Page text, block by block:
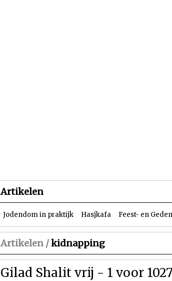
Artikelen
Jodendom in praktijk Hasjkafa Feest- en
Artikelen /kidnapping
Gilad Shalit vrij - 1 voor 1027